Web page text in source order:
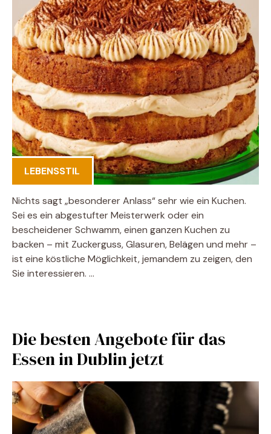
LEBENSSTIL
Nichts sagt „besonderer Anlass“ sehr wie ein Kuchen.
Sei es ein abgestufter Meisterwerk oder ein
bescheidener Schwamm, einen ganzen Kuchen zu
backen – mit Zuckerguss, Glasuren, Belägen und mehr –
ist eine köstliche Möglichkeit, jemandem zu zeigen, den
Sie interessieren. …
Die besten Angebote für das
Essen in Dublin jetzt